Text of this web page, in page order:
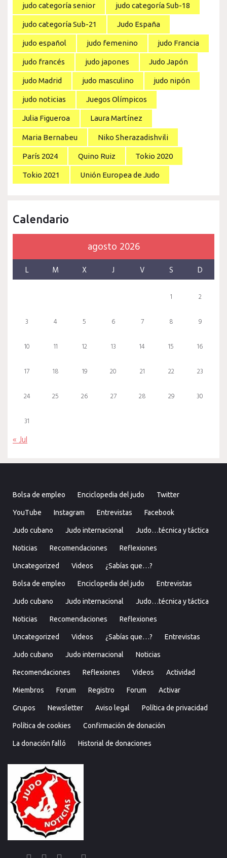
judo categoría senior judo categoría Sub-18
judo categoría Sub-21 Judo España
judo español judo femenino judo Francia
judo francés judo japones Judo Japón
judo Madrid judo masculino judo nipón
judo noticias Juegos Olímpicos
Julia Figueroa Laura Martínez
Maria Bernabeu Niko Sherazadishvili
París 2024 Quino Ruiz Tokio 2020
Tokio 2021 Unión Europea de Judo
Calendario
agosto 2026
L M X J V S D
1 2
3 4 5 6 7 8 9
10 11 12 13 14 15 16
17 18 19 20 21 22 23
24 25 26 27 28 29 30
31
« Jul
Bolsa de empleo Enciclopedia del judo Twitter
YouTube Instagram Entrevistas Facebook
Judo cubano Judo internacional Judo…técnica y táctica
Noticias Recomendaciones Reflexiones
Uncategorized Videos ¿Sabías que…?
Bolsa de empleo Enciclopedia del judo Entrevistas
Judo cubano Judo internacional Judo…técnica y táctica
Noticias Recomendaciones Reflexiones
Uncategorized Videos ¿Sabías que…? Entrevistas
Judo cubano Judo internacional Noticias
Recomendaciones Reflexiones Videos Actividad
Miembros Forum Registro Forum Activar
Grupos Newsletter Aviso legal Política de privacidad
Política de cookies Confirmación de donación
La donación falló Historial de donaciones